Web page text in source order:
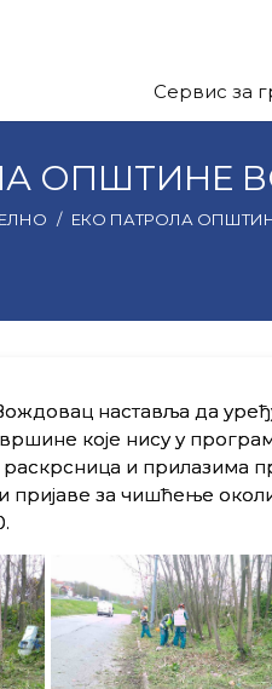
Сервис за
ОПШТИНЕ
/ ЕКО ПАТРОЛА
наставља да
које нису у
и прилазима
пријаве за чишћење